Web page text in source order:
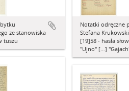
ze stanowiska
tuszu
Notatki odręczne
Stefana
[19]58 - hasła
"Ujno" […]